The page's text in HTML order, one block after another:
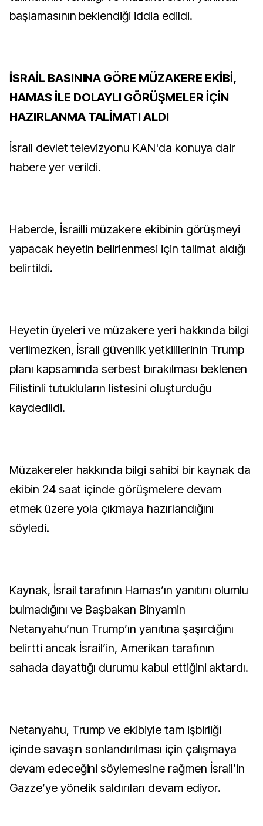
başlamasının beklendiği iddia edildi.
İSRAİL BASININA GÖRE MÜZAKERE EKİBİ,
HAMAS İLE DOLAYLI GÖRÜŞMELER İÇİN
HAZIRLANMA TALİMATI ALDI
İsrail devlet televizyonu KAN'da konuya dair
habere yer verildi.
Haberde, İsrailli müzakere ekibinin görüşmeyi
yapacak heyetin belirlenmesi için talimat aldığı
belirtildi.
Heyetin üyeleri ve müzakere yeri hakkında bilgi
verilmezken, İsrail güvenlik yetkililerinin Trump
planı kapsamında serbest bırakılması beklenen
Filistinli tutukluların listesini oluşturduğu
kaydedildi.
Müzakereler hakkında bilgi sahibi bir kaynak da
ekibin 24 saat içinde görüşmelere devam
etmek üzere yola çıkmaya hazırlandığını
söyledi.
Kaynak, İsrail tarafının Hamas’ın yanıtını olumlu
bulmadığını ve Başbakan Binyamin
Netanyahu’nun Trump’ın yanıtına şaşırdığını
belirtti ancak İsrail’in, Amerikan tarafının
sahada dayattığı durumu kabul ettiğini aktardı.
Netanyahu, Trump ve ekibiyle tam işbirliği
içinde savaşın sonlandırılması için çalışmaya
devam edeceğini söylemesine rağmen İsrail’in
Gazze’ye yönelik saldırıları devam ediyor.